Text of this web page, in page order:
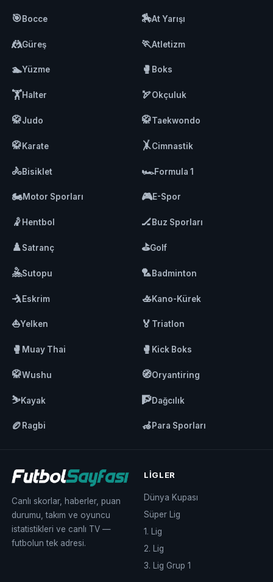
🎯Bocce 🏇At Yarışı
🤼Güreş 🏃Atletizm
🏊Yüzme 🥊 Boks
🏋️Halter 🏹Okçuluk
🥋Judo 🥋Taekwondo
🥋Karate 🤸Cimnastik
🚴Bisiklet 🏎️Formula 1
🏍️Motor Sporları 🎮E-Spor
🤾 Hentbol 🏒Buz Sporları
♟️Satranç ⛳Golf
🤽Sutopu 🏸Badminton
🤺Eskrim 🚣Kano-Kürek
⛵Yelken 🏅 Triatlon
🥊 Muay Thai 🥊 Kick Boks
🥋Wushu 🧭Oryantiring
⛷️Kayak 🧗Dağcılık
🏉 Ragbi 🦽Para Sporları
Canlı skorlar, haberler, puan
durumu, takım ve oyuncu
istatistikleri ve canlı TV —
futbolun tek adresi.
LIGLER
Dünya Kupası
Süper Lig
1. Lig
2. Lig
3. Lig Grup 1